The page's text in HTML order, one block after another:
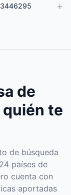
+
de
te
de búsqueda
países de
cuenta con
aportadas